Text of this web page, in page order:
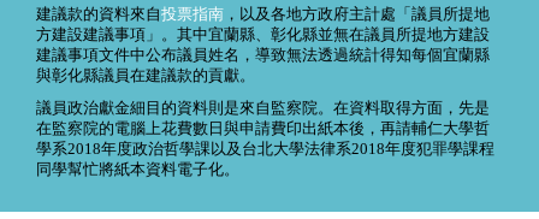
建議款的資料來自投票指南 ，以及各地方政府主計處「議員所提地
方建設建議事項」。其中宜蘭縣、彰化縣並無在議員所提地方建設
建議事項文件中公布議員姓名，導致無法透過統計得知每個宜蘭縣
與彰化縣議員在建議款的貢獻。
議員政治獻金細目的資料則是來自監察院。在資料取得方面，先是
在監察院的電腦上花費數日與申請費印出紙本後，再請輔仁大學哲
學系2018年度政治哲學課以及台北大學法律系2018年度犯罪學課程
同學幫忙將紙本資料電子化。